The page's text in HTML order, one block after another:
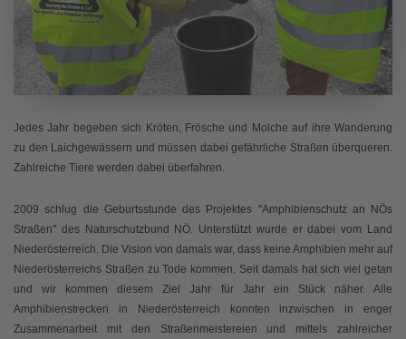
Jedes Jahr begeben sich Kröten, Frösche und Molche auf ihre Wanderung
zu den Laichgewässern und müssen dabei gefährliche Straßen überqueren.
Zahlreiche Tiere werden dabei überfahren.
2009 schlug die Geburtsstunde des Projektes "Amphibienschutz an NÖs
Straßen" des Naturschutzbund NÖ. Unterstützt wurde er dabei vom Land
Niederösterreich. Die Vision von damals war, dass keine Amphibien mehr auf
Niederösterreichs Straßen zu Tode kommen. Seit damals hat sich viel getan
und wir kommen diesem Ziel Jahr für Jahr ein Stück näher. Alle
Amphibienstrecken in Niederösterreich konnten inzwischen in enger
Zusammenarbeit mit den Straßenmeistereien und mittels zahlreicher